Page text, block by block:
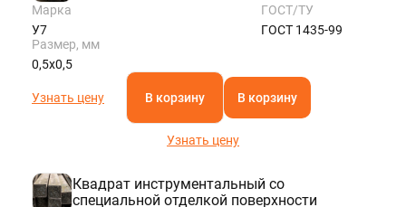
Марка
У7
ГОСТ/ТУ
ГОСТ 1435-99
Размер, мм
0,5х0,5
Узнать цену В корзину В корзину
Узнать цену
Квадрат инструментальный со
специальной отделкой поверхности